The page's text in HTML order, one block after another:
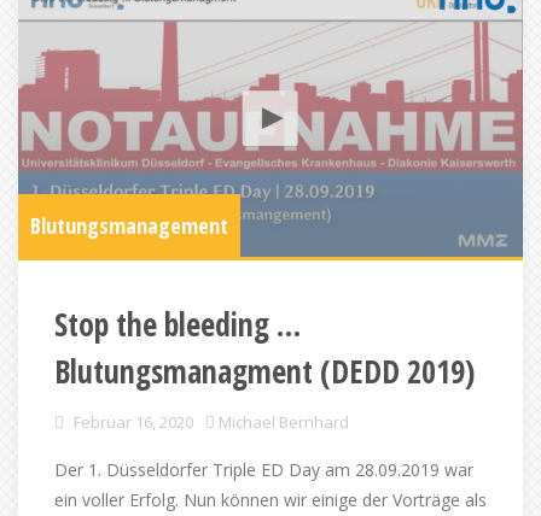
Blutungsmanagement
Stop the bleeding …
Blutungsmanagment (DEDD 2019)
Februar 16, 2020 Michael Bernhard
Der 1. Düsseldorfer Triple ED Day am 28.09.2019 war
ein voller Erfolg. Nun können wir einige der Vorträge als